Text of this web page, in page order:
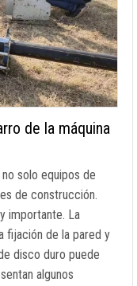
de la máquina
solo equipos de
de construcción.
importante. La
fijación de la pared y
disco duro puede
algunos